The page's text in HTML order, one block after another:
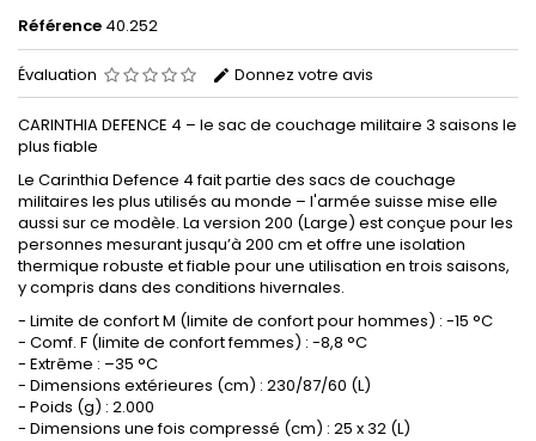
Référence 40.252
Évaluation Donnez votre avis
CARINTHIA DEFENCE 4 – le sac de couchage militaire 3 saisons le
plus fiable
Le Carinthia Defence 4 fait partie des sacs de couchage
militaires les plus utilisés au monde – l'armée suisse mise elle
aussi sur ce modèle. La version 200 (Large) est conçue pour les
personnes mesurant jusqu’à 200 cm et offre une isolation
thermique robuste et fiable pour une utilisation en trois saisons,
y compris dans des conditions hivernales.
- Limite de confort M (limite de confort pour hommes) : -15 °C
- Comf. F (limite de confort femmes) : -8,8 °C
- Extrême : –35 °C
- Dimensions extérieures (cm) : 230/87/60 (L)
- Poids (g) : 2.000
- Dimensions une fois compressé (cm) : 25 x 32 (L)